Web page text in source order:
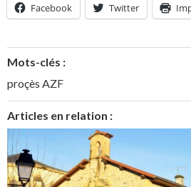
Facebook Twitter
Mots-clés :
proçès AZF
Articles en relation :